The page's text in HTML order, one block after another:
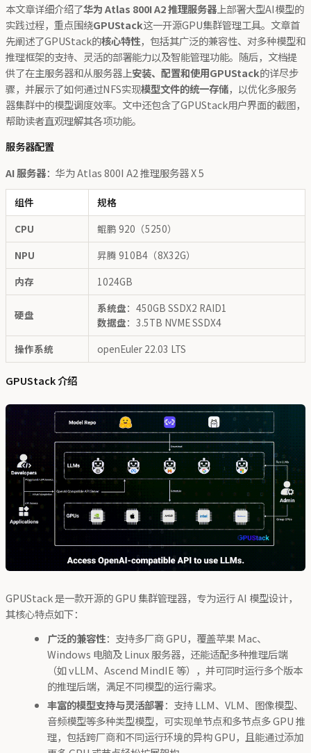
本文章详细介绍了华为 Atlas 800I A2 推理服务器 上部署大型AI模型的
实践过程，重点围绕GPUStack这一开源GPU集群管理工具。文章首
先阐述了GPUStack的核心特性，包括其广泛的兼容性、对多种模型和
推理框架的支持、灵活的部署能力以及智能管理功能。随后，文档提
供了在主服务器和从服务器上安装、配置和使用GPUStack的详尽步
骤，并展示了如何通过NFS实现模型文件的统一存储，以优化多服务
器集群中的模型调度效率。文中还包含了GPUStack用户界面的截图，
帮助读者直观理解其各项功能。
服务器配置
AI 服务器：华为 Atlas 800I A2 推理服务器 X 5
组件
规格
CPU
鲲鹏 920（5250）
NPU
昇腾 910B4（8X32G）
内存
1024GB
硬盘 系统盘：450GB SSDX2 RAID1
数据盘：3.5TB NVME SSDX4
操作系统
openEuler 22.03 LTS
GPUStack 介绍
GPUStack 是一款开源的 GPU 集群管理器，专为运行 AI 模型设计，
其核心特点如下：
广泛的兼容性：支持多厂商 GPU，覆盖苹果 Mac、
Windows 电脑及 Linux 服务器，还能适配多种推理后端
（如 vLLM、Ascend MindIE 等），并可同时运行多个版本
的推理后端，满足不同模型的运行需求。
丰富的模型支持与灵活部署：支持 LLM、VLM、图像模型、
音频模型等多种类型模型，可实现单节点和多节点多 GPU 推
理，包括跨厂商和不同运行环境的异构 GPU，且能通过添加